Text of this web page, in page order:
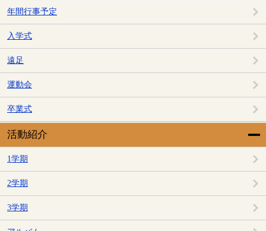
年間行事予定
入学式
遠足
運動会
卒業式
活動紹介
1学期
2学期
3学期